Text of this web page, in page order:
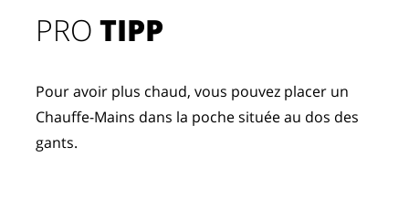
PROTIPP
Pour avoir plus chaud, vous pouvez placer un
Chauffe-Mains dans la poche située au dos des
gants.